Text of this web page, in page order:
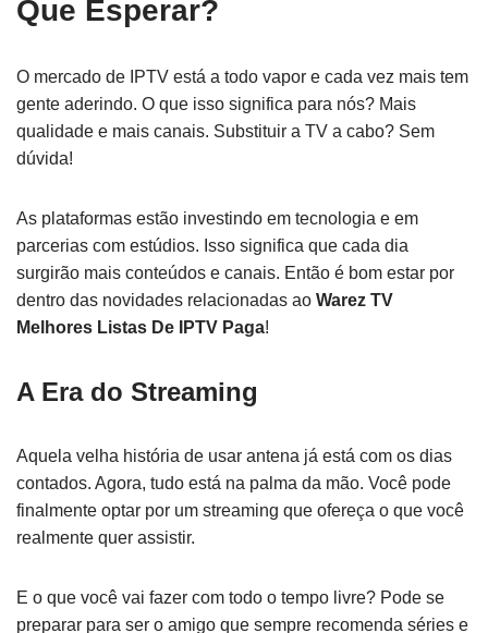
Que Esperar?
O mercado de IPTV está a todo vapor e cada vez mais tem
gente aderindo. O que isso significa para nós? Mais
qualidade e mais canais. Substituir a TV a cabo? Sem
dúvida!
As plataformas estão investindo em tecnologia e em
parcerias com estúdios. Isso significa que cada dia
surgirão mais conteúdos e canais. Então é bom estar por
dentro das novidades relacionadas ao Warez TV
Melhores Listas De IPTV Paga!
A Era do Streaming
Aquela velha história de usar antena já está com os dias
contados. Agora, tudo está na palma da mão. Você pode
finalmente optar por um streaming que ofereça o que você
realmente quer assistir.
E o que você vai fazer com todo o tempo livre? Pode se
preparar para ser o amigo que sempre recomenda séries e